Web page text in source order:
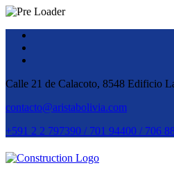
Calle 21 de Calacoto, 8548 Edificio
contacto@aristabolivia.com
+591 2 2 797390 / 701 94400 / 706